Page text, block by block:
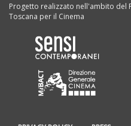
Progetto realizzato nell'ambito del
Toscana per il Cinema